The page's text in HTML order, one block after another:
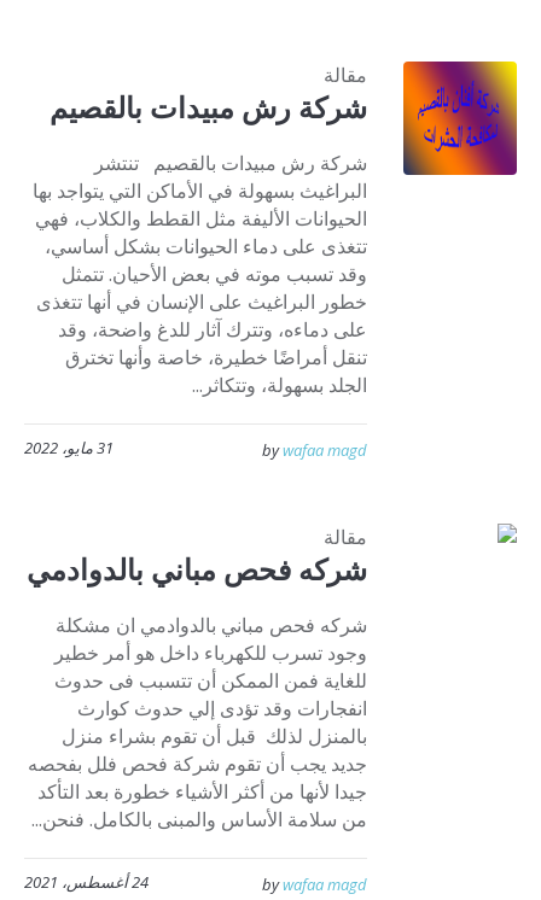
مقالة
شركة رش مبيدات بالقصيم
شركة رش مبيدات بالقصيم تنتشر
البراغيث بسهولة في الأماكن التي يتواجد بها
الحيوانات الأليفة مثل القطط والكلاب، فهي
تتغذى على دماء الحيوانات بشكل أساسي،
وقد تسبب موته في بعض الأحيان. تتمثل
خطور البراغيث على الإنسان في أنها تتغذى
على دماءه، وتترك آثار للدغ واضحة، وقد
تنقل أمراضًا خطيرة، خاصة وأنها تخترق
الجلد بسهولة، وتتكاثر...
31 مايو، 2022 bywafaa magd
مقالة
شركه فحص مباني بالدوادمي
شركه فحص مباني بالدوادمي ان مشكلة
وجود تسرب للكهرباء داخل هو أمر خطير
للغاية فمن الممكن أن تتسبب فى حدوث
انفجارات وقد تؤدى إلي حدوث كوارث
بالمنزل لذلك قبل أن تقوم بشراء منزل
جديد يجب أن تقوم شركة فحص فلل بفحصه
جيدا لأنها من أكثر الأشياء خطورة بعد التأكد
من سلامة الأساس والمبنى بالكامل. فنحن...
24 أغسطس، 2021 bywafaa magd